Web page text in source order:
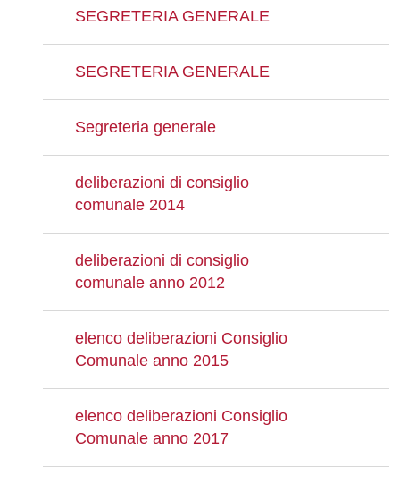
SEGRETERIA GENERALE
SEGRETERIA GENERALE
Segreteria generale
deliberazioni di consiglio
comunale 2014
deliberazioni di consiglio
comunale anno 2012
elenco deliberazioni Consiglio
Comunale anno 2015
elenco deliberazioni Consiglio
Comunale anno 2017